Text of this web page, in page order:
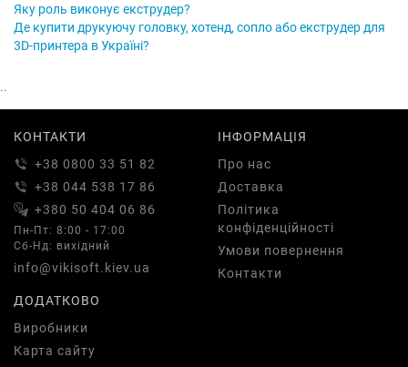
Яку роль виконує екструдер?
Де купити друкуючу головку, хотенд, сопло або екструдер для
3D-принтера в Україні?
..
КОНТАКТИ
+38 0800 33 51 82
+38 044 538 17 86
+380 50 404 06 86
Пн-Пт: 8:00 - 17:00
Сб-Нд: вихідний
info@vikisoft.kiev.ua
ІНФОРМАЦІЯ
Про нас
Доставка
Політика
конфіденційності
Умови повернення
Контакти
ДОДАТКОВО
Виробники
Карта сайту